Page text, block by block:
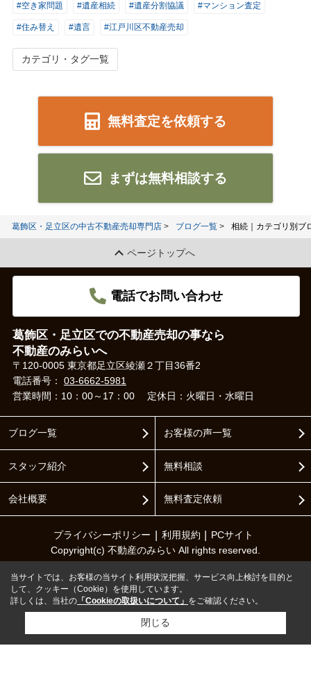
#空き家問題 #遺産相続 #遺産分割協議 #マンション査定
#住み替え #遺言 #江戸川区不動産売却
カテゴリ・タグ一覧
無料査定を依頼する
まずは無料相談する
葛飾区・足立区の中古不動産売却専門店 ブログ一覧 相続｜カテゴリ別ブ
ページトップへ
電話でお問い合わせ
葛飾区・足立区での不動産売却の事なら
不動産のみらいへ
〒120-0005 東京都足立区綾瀬２丁目36番2
電話番号： 03-6662-5981
営業時間：10：00～17：00
定休日：火曜日・水曜日
ブログ一覧
スタッフ紹介
会社概要
お客様の声一覧
無料相談
無料査定依頼
プライバシーポリシー 利用規約
PCサイト
Copyright(c) 不動産のみらい All rights reserved.
当サイトでは、お客様の当サイト利用状況把握、サービス向上検討を目的と
して、クッキー（Cookie）を使用しています。
詳しくは、当社の 「Cookieの取扱いについて」 をご確認ください。
閉じる